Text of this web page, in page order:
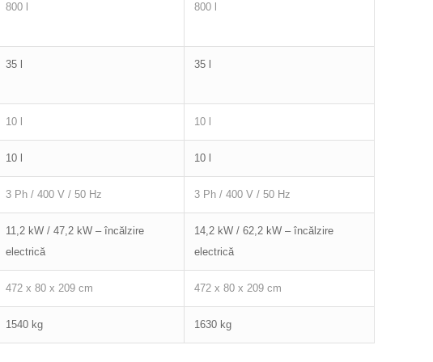
800 l 800 l
35 l 35 l
10 l 10 l
10 l 10 l
3 Ph / 400 V / 50 Hz 3 Ph / 400 V / 50 Hz
11,2 kW / 47,2 kW – încălzire
electrică
14,2 kW / 62,2 kW – încălzire
electrică
472 x 80 x 209 cm 472 x 80 x 209 cm
1540 kg 1630 kg